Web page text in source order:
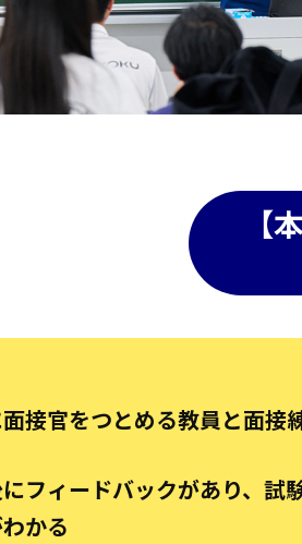
【
接官をつとめる教員と面接
フィードバックがあり、試
かる